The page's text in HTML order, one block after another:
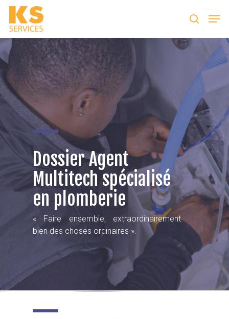
Taper entrer pour lancer la recherche ou ESC
pour fermer
Dossier Agent
Multitech spécialisé
en plomberie
« Faire ensemble, extraordinairement
bien des choses ordinaires ».